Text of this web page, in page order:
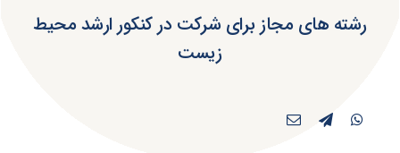
رشته های مجاز برای شرکت در کنکور ارشد محیط
زیست